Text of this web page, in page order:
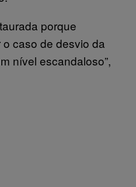
porque
caso de desvio da
nível escandaloso”,